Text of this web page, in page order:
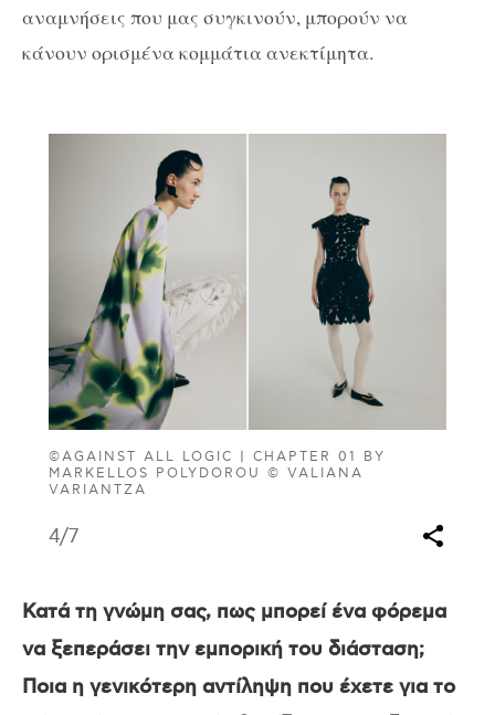
αναμνήσεις που μας συγκινούν, μπορούν να
κάνουν ορισμένα κομμάτια ανεκτίμητα.
©AGAINST ALL LOGIC | CHAPTER 01 BY
MARKELLOS POLYDOROU © VALIANA
VARIANTZA
4/7
Κατά τη γνώμη σας, πως μπορεί ένα φόρεμα
να ξεπεράσει την εμπορική του διάσταση;
Ποια η γενικότερη αντίληψη που έχετε για το